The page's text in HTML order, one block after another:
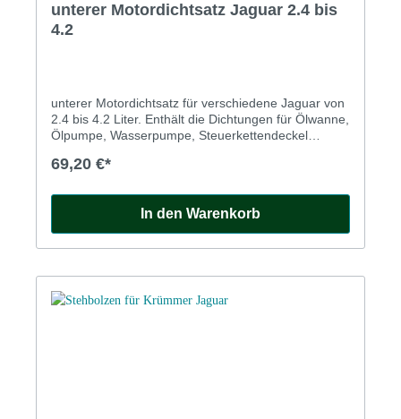
unterer Motordichtsatz Jaguar 2.4 bis
4.2
unterer Motordichtsatz für verschiedene Jaguar von
2.4 bis 4.2 Liter. Enthält die Dichtungen für Ölwanne,
Ölpumpe, Wasserpumpe, Steuerkettendeckel
Motornummer KJ2791 (3.4) und LC8068 (3.8) u.a.
69,20 €*
In den Warenkorb